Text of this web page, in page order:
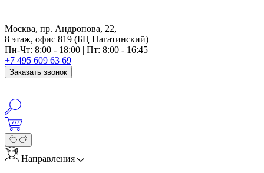
Москва, пр. Андропова, 22,
8 этаж, офис 819 (БЦ Нагатинский)
Пн-Чт: 8:00 - 18:00 | Пт: 8:00 - 16:45
+7 495 609 63 69
Заказать звонок
Направления